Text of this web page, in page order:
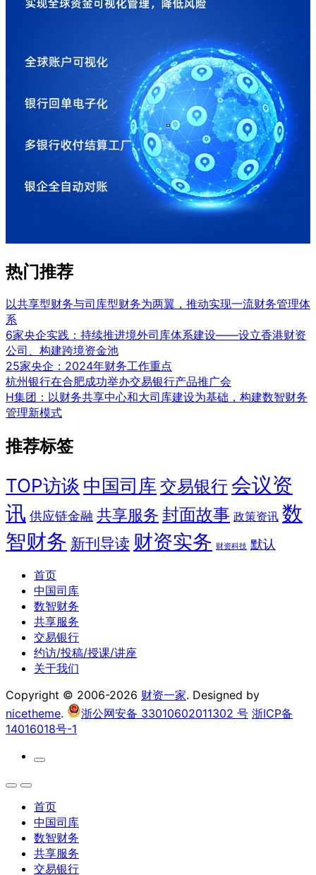
热门推荐
以共享型财务与司库型财务为两翼，推动实现一流财务管理体
系
6家央企实践：持续推进境外司库体系建设——设立香港财资
公司、构建跨境资金池
25家央企：2024年财务工作重点
杭州银行在合肥成功举办交易银行产品推广会
H集团：以财务共享中心和大司库建设为基础，构建数智财务
管理新模式
推荐标签
TOP访谈 中国司库 交易银行会议资
讯 供应链金融 共享服务 封面故事 政策资讯 数
智财务 新刊导读 财资实务 财资科技 默认
首页
中国司库
数智财务
共享服务
交易银行
约访/投稿/授课/讲座
关于我们
Copyright © 2006-2026 财资一家. Designed by
nicetheme. 浙公网安备 33010602011302 号 浙ICP备
14016018号-1
首页
中国司库
数智财务
共享服务
交易银行